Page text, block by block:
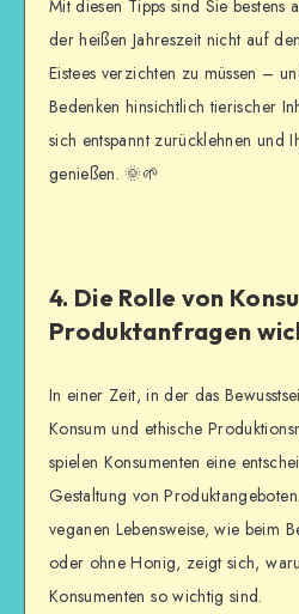
Mit diesen Tipps sind Sie bestens
der heißen Jahreszeit nicht auf
Eistees verzichten zu müssen –
Bedenken hinsichtlich tierischer
sich entspannt zurücklehnen und
genießen. 🌞🌱
4. Die Rolle von
Produktanfragen
In einer Zeit, in der das
Konsum und ethische
spielen Konsumenten eine
Gestaltung von
veganen Lebensweise, wie beim
oder ohne Honig, zeigt sich,
Konsumenten so wichtig sind.